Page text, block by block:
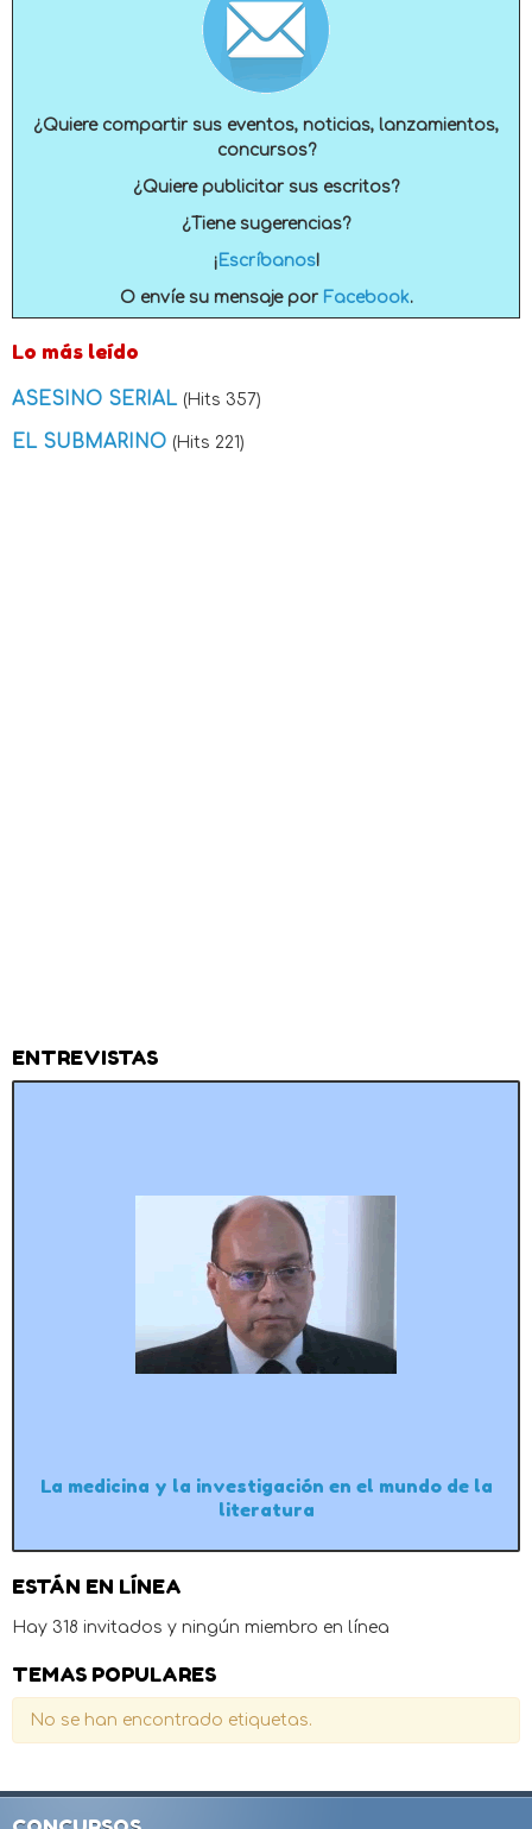
¿Quiere compartir sus eventos, noticias, lanzamientos,
concursos?
¿Quiere publicitar sus escritos?
¿Tiene sugerencias?
¡ Escríbanos!
O envíe su mensaje por Facebook.
Lo más leído
ASESINO SERIAL (Hits 357)
EL SUBMARINO (Hits 221)
ENTREVISTAS
La medicina y la investigación en el mundo de la
literatura
ESTÁN EN LÍNEA
Hay 318 invitados y ningún miembro en línea
TEMAS POPULARES
No se han encontrado etiquetas.